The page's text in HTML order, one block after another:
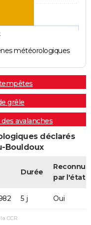
0
météorologiques
grêle
avalanches
déclarés
Bouldoux
Durée
Reconnue
par l'état
5 j Oui
CCR